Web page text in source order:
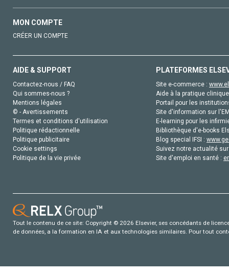
MON COMPTE
CRÉER UN COMPTE
AIDE & SUPPORT
Contactez-nous / FAQ
Qui sommes-nous ?
Mentions légales
© - Avertissements
Termes et conditions d'utilisation
Politique rédactionnelle
Politique publicitaire
Cookie settings
Politique de la vie privée
PLATEFORMES
Site e-commerce :
Aide à la pratique
Portail pour les
Site d'information sur
E-learning pour les
Bibliothèque d'e-books
Blog special IFSI :
Suivez notre actualité
Site d'emploi en santé :
Tout le contenu de ce site: Copyright © 2026 Elsevier, ses concédants de
de données, a la formation en IA et aux technologies similaires. Pour tout